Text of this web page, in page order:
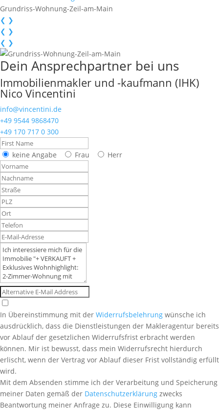
Grundriss-Wohnung-Zeil-am-Main
❮ ❯
❮ ❯
❮ ❯
Dein Ansprechpartner bei uns
Immobilienmakler und -kaufmann (IHK)
Nico Vincentini
info@vincentini.de
+49 9544 9868470
+49 170 717 0 300
keine Angabe Frau Herr
In Übereinstimmung mit der Widerrufsbelehrung wünsche ich
ausdrücklich, dass die Dienstleistungen der Makleragentur bereits
vor Ablauf der gesetzlichen Widerrufsfrist erbracht werden
können. Mir ist bewusst, dass mein Widerrufsrecht hierdurch
erlischt, wenn der Vertrag vor Ablauf dieser Frist vollständig erfüllt
wird.
Mit dem Absenden stimme ich der Verarbeitung und Speicherung
meiner Daten gemäß der Datenschutzerklärung zwecks
Beantwortung meiner Anfrage zu. Diese Einwilligung kann